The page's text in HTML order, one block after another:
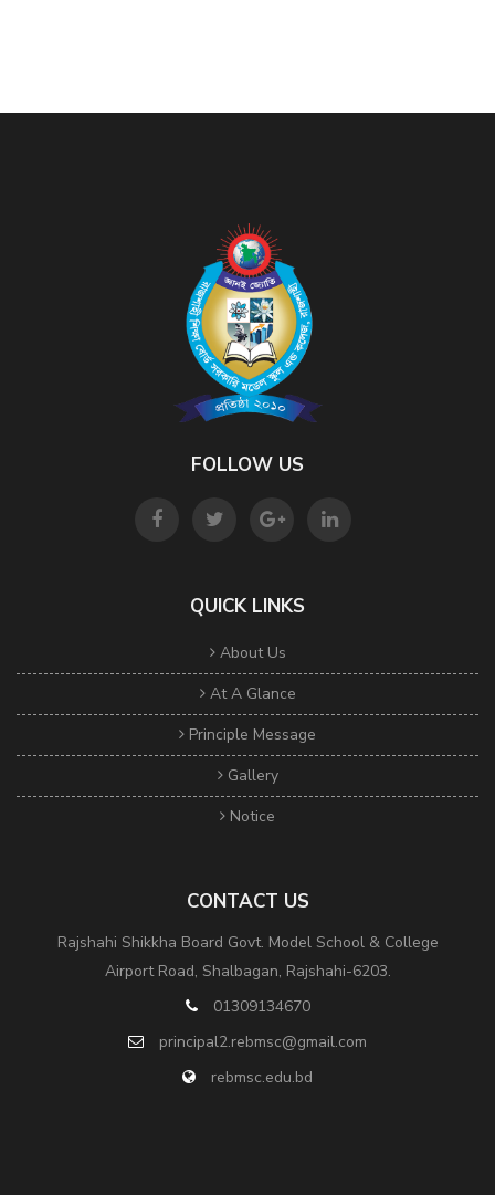
FOLLOW US
QUICK LINKS
About Us
At A Glance
Principle Message
Gallery
Notice
CONTACT US
Rajshahi Shikkha Board Govt. Model School & College
Airport Road, Shalbagan, Rajshahi-6203.
01309134670
principal2.rebmsc@gmail.com
rebmsc.edu.bd